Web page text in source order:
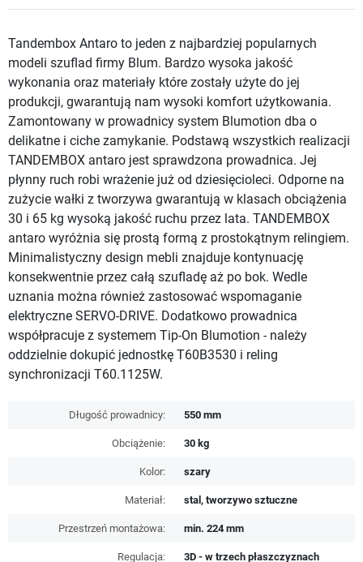
Tandembox Antaro to jeden z najbardziej popularnych
modeli szuflad firmy Blum. Bardzo wysoka jakość
wykonania oraz materiały które zostały użyte do jej
produkcji, gwarantują nam wysoki komfort użytkowania.
Zamontowany w prowadnicy system Blumotion dba o
delikatne i ciche zamykanie. Podstawą wszystkich realizacji
TANDEMBOX antaro jest sprawdzona prowadnica. Jej
płynny ruch robi wrażenie już od dziesięcioleci. Odporne na
zużycie wałki z tworzywa gwarantują w klasach obciążenia
30 i 65 kg wysoką jakość ruchu przez lata. TANDEMBOX
antaro wyróżnia się prostą formą z prostokątnym relingiem.
Minimalistyczny design mebli znajduje kontynuację
konsekwentnie przez całą szufladę aż po bok. Wedle
uznania można również zastosować wspomaganie
elektryczne SERVO-DRIVE. Dodatkowo prowadnica
współpracuje z systemem Tip-On Blumotion - należy
oddzielnie dokupić jednostkę T60B3530 i reling
synchronizacji T60.1125W.
Długość prowadnicy: 550 mm
Obciążenie: 30 kg
Kolor: szary
Materiał: stal, tworzywo sztuczne
Przestrzeń montażowa: min. 224 mm
Regulacja: 3D - w trzech płaszczyznach